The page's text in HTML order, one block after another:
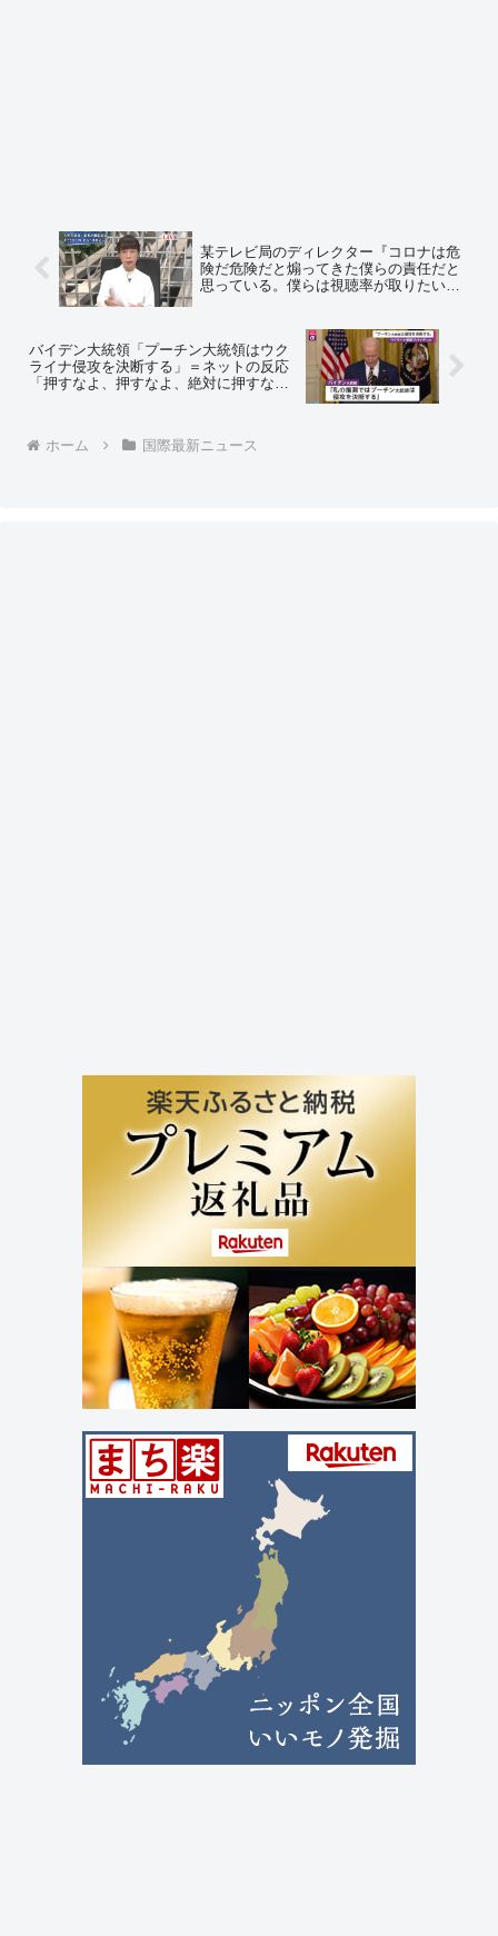
某テレビ局のディレクター『コロナは危
険だ危険だと煽ってきた僕らの責任だと
思っている。僕らは視聴率が取りたいか
医師(元厚生労働省医系技官)が暴露 ※動
画
バイデン大統領「プーチン大統領はウク
ライナ侵攻を決断する」＝ネットの反応
「押すなよ、押すなよ、絶対に押すな
ホーム 国際最新ニュース